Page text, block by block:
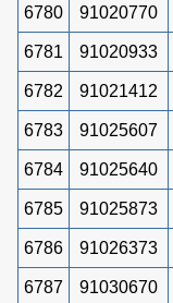
6780 91020770
6781 91020933
6782 91021412
6783 91025607
6784 91025640
6785 91025873
6786 91026373
6787 91030670